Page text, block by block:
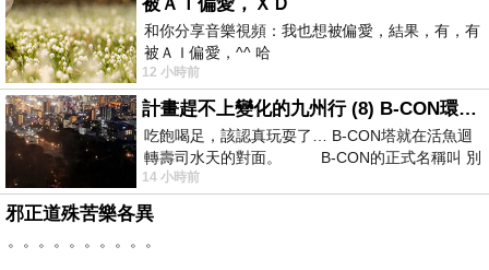
和你分享音樂視頻：我也想被偏愛，結果，有，有
被ＡＩ偏愛，^^ 哈
12 小時前
計畫趕不上變化的九州行 (8) B-CON環球塔
吃飽喝足，該認真玩耍了… B-CON塔就在活魚迴
轉壽司水天的對面。 B-CON的正式名稱叫 別
14 小時前
邪正道殊苦樂各異
。。。。。。。。。。